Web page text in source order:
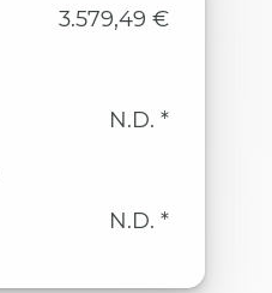
3.579,49 €
N.D. *
N.D. *